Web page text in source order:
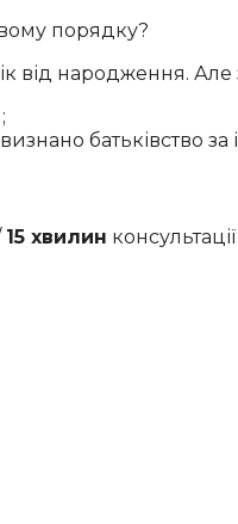
порядку?
від народження.
батьківство
15 хвилин консультації